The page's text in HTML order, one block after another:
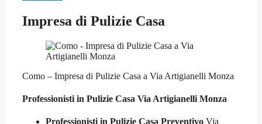
Impresa di Pulizie Casa
Como – Impresa di Pulizie Casa a Via Artigianelli Monza
Professionisti in Pulizie Casa Via Artigianelli Monza
Professionisti in Pulizie Casa Preventivo Via